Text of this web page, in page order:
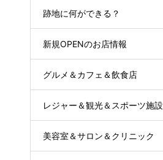
跡地に何ができる？
新規OPENのお店情報
グルメ＆カフェ＆飲食店
レジャー＆観光＆スポーツ施設
美容室＆サロン＆クリニック